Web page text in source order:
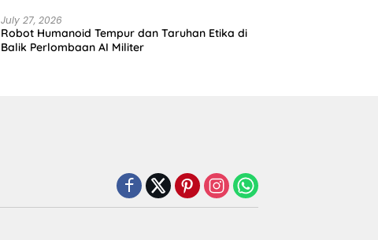
July 27, 2026
Robot Humanoid Tempur dan Taruhan Etika di
Balik Perlombaan AI Militer